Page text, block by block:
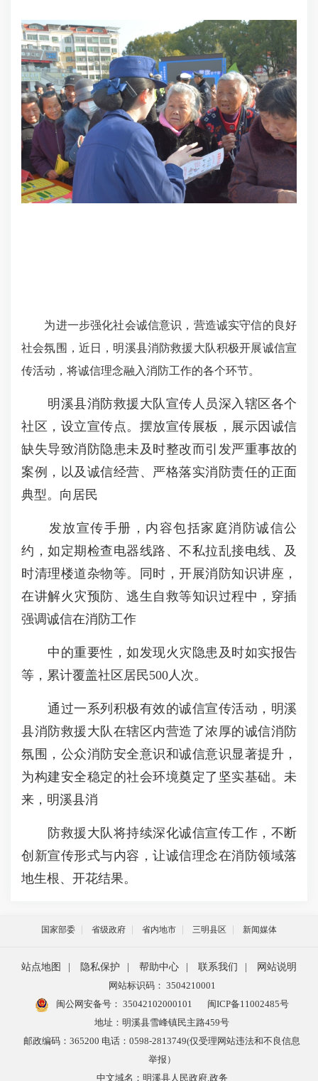
为进一步强化社会诚信意识，营造诚实守信的良好
社会氛围，近日，明溪县消防救援大队积极开展诚信宣
传活动，将诚信理念融入消防工作的各个环节。
明溪县消防救援大队宣传人员深入辖区各个
社区，设立宣传点。摆放宣传展板，展示因诚信
缺失导致消防隐患未及时整改而引发严重事故的
案例，以及诚信经营、严格落实消防责任的正面
典型。向居民
发放宣传手册，内容包括家庭消防诚信公
约，如定期检查电器线路、不私拉乱接电线、及
时清理楼道杂物等。同时，开展消防知识讲座，
在讲解火灾预防、逃生自救等知识过程中，穿插
强调诚信在消防工作
中的重要性，如发现火灾隐患及时如实报告
等，累计覆盖社区居民500人次。
通过一系列积极有效的诚信宣传活动，明溪
县消防救援大队在辖区内营造了浓厚的诚信消防
氛围，公众消防安全意识和诚信意识显著提升，
为构建安全稳定的社会环境奠定了坚实基础。未
来，明溪县消
防救援大队将持续深化诚信宣传工作，不断
创新宣传形式与内容，让诚信理念在消防领域落
地生根、开花结果。
国家部委 省级政府 省内地市 三明县区 新闻媒体
站点地图 隐私保护 帮助中心 联系我们
网站说明
网站标识码： 3504210001
闽公网安备号： 35042102000101
闽ICP备11002485号
地址：明溪县雪峰镇民主路459号
邮政编码：365200 电话：0598-2813749(仅受理网站违法和不良信息
举报）
中文域名：明溪县人民政府.政务